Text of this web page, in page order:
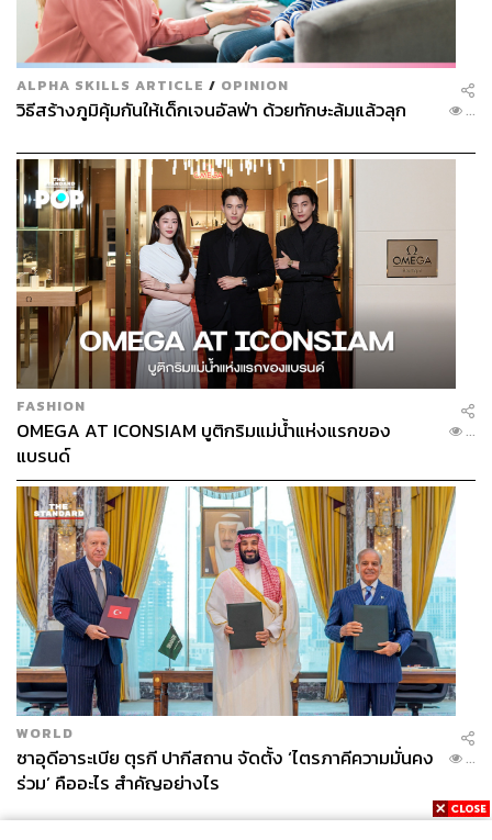
ALPHA SKILLS ARTICLE / OPINION
วิธีสร้างภูมิคุ้มกันให้เด็กเจนอัลฟ่า ด้วยทักษะล้มแล้วลุก ...
FASHION
OMEGA AT ICONSIAM บูติกริมแม่น้ำแห่งแรกของ
แบรนด์
...
WORLD
ซาอุดีอาระเบีย ตุรกี ปากีสถาน จัดตั้ง ‘ไตรภาคีความมั่นคง
ร่วม’ คืออะไร สำคัญอย่างไร
...